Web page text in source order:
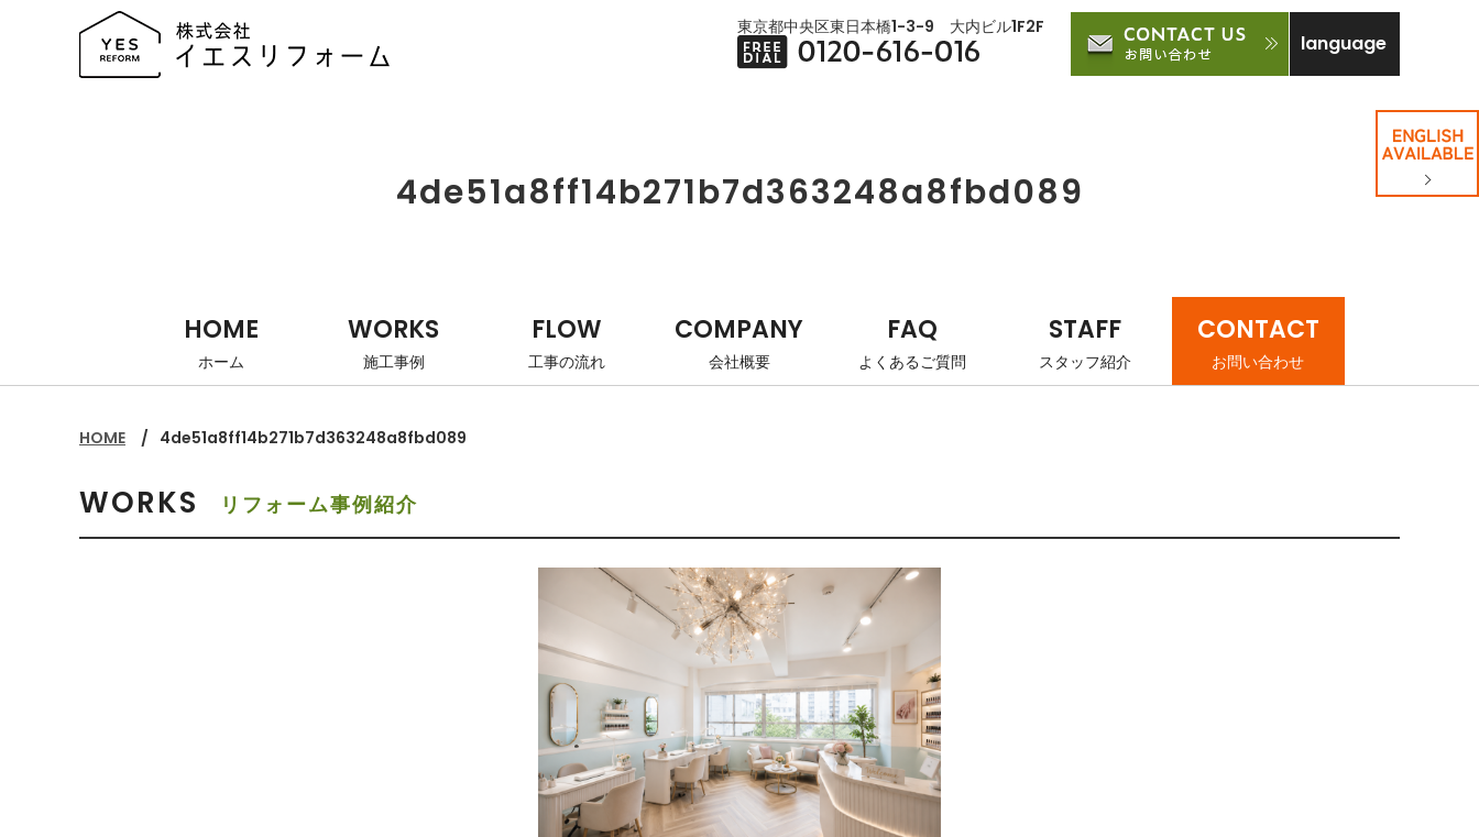
language
東京都中央区東日本橋1-3-9 大内ビル1F2F
4de51a8ff14b271b7d363248a8fbd089
HOME
ホーム
WORKS
施工事例
FLOW
工事の流れ
COMPANY
会社概要
FAQ
よくあるご質問
STAFF
スタッフ紹介
CONTACT
お問い合わせ
HOME 4de51a8ff14b271b7d363248a8fbd089
WORKS リフォーム事例紹介